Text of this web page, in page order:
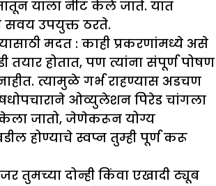
याला नीट केले जाते. यात
सवय उपयुक्त ठरते.
मदत : काही प्रकरणांमध्ये असे
तयार होतात, पण त्यांना संपूर्ण पोषण
त्यामुळे गर्भ राहण्यास अडचण
ओव्युलेशन पिरेड चांगला
केला जातो, जेणेकरून योग्य
होण्याचे स्वप्न तुम्ही पूर्ण करू
जर तुमच्या दोन्ही किंवा एखादी ट्यूब